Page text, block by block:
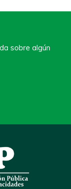
sobre algún